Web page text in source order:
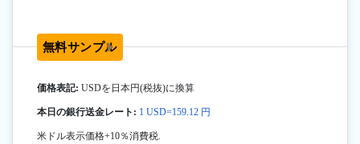
無料サンプル
価格表記: USDを日本円(税抜)に換算
本日の銀行送金レート: 1 USD=159.12 円
米ドル表示価格+10％消費税.